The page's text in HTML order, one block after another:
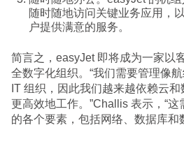
随时随地访问关键业务应用，
户提供满意的服务。
简言之，easyJet 即将成为一家以
全数字化组织。“我们需要管理像
IT 组织，因此我们越来越依赖云和
更高效地工作。”Challis 表示，“
的各个要素，包括网络、数据库和